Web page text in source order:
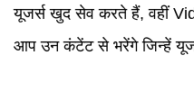
यूजर्स खुद सेव करते हैं, वहीं
आप उन कंटेंट से भरेंगे जिन्हें